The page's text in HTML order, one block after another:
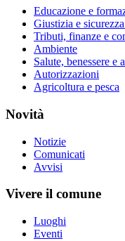
Educazione e
Giustizia e
Tributi, finanze e
Ambiente
Salute, benessere e
Autorizzazioni
Agricoltura e pesca
Novità
Notizie
Comunicati
Avvisi
Vivere il comune
Luoghi
Eventi